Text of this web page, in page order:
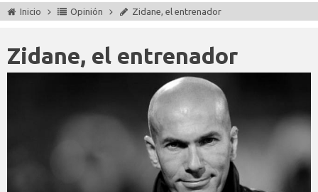
Inicio Opinión Zidane, el entrenador
Zidane, el entrenador